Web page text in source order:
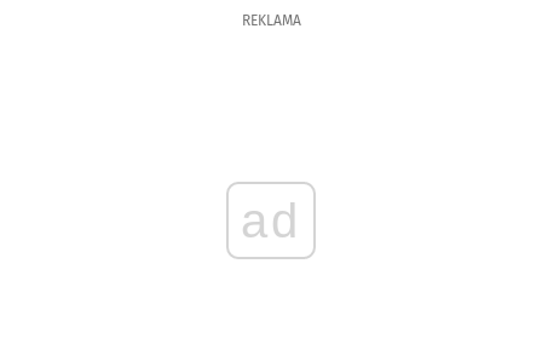
REKLAMA
ad